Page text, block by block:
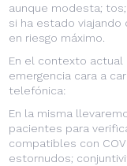
aunque modesta;
si ha estado
en riesgo máximo.
En el contexto actual
emergencia cara a
telefónica:
En la misma
pacientes para
compatibles con
estornudos;